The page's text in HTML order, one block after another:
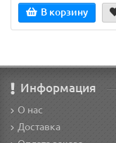
В корзину
Информация
О нас
Доставка